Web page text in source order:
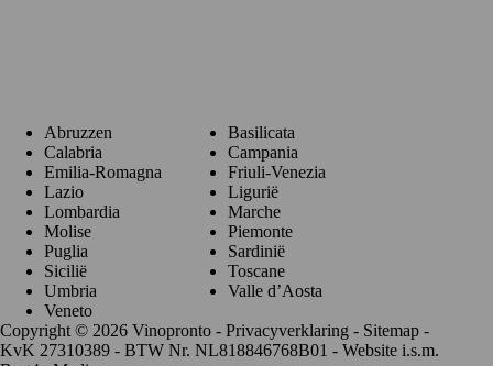
Abruzzen
Basilicata
Calabria
Campania
Emilia-Romagna
Friuli-Venezia
Lazio
Ligurië
Lombardia
Marche
Molise
Piemonte
Puglia
Sardinië
Sicilië
Toscane
Umbria
Valle d’Aosta
Veneto
Copyright © 2026 Vinopronto - Privacyverklaring - Sitemap -
KvK 27310389 - BTW Nr. NL818846768B01 - Website i.s.m.